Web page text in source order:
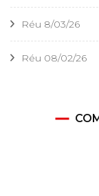
Réu 8/03/26
Réu 08/02/26